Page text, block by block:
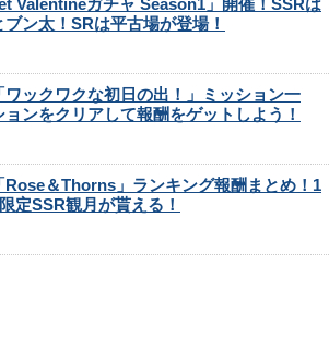
ブン太！SRは平古場が登場！
ワックワクな初日の出！」ミッション一
ョンをクリアして報酬をゲットしよう！
Rose＆Thorns」ランキング報酬まとめ！1
定SSR観月が貰える！